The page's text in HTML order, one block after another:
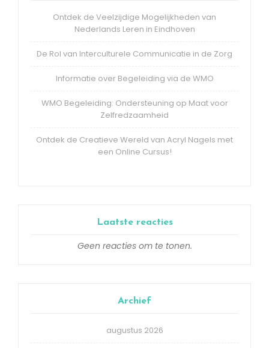
Ontdek de Veelzijdige Mogelijkheden van
Nederlands Leren in Eindhoven
De Rol van Interculturele Communicatie in de Zorg
Informatie over Begeleiding via de WMO
WMO Begeleiding: Ondersteuning op Maat voor
Zelfredzaamheid
Ontdek de Creatieve Wereld van Acryl Nagels met
een Online Cursus!
Laatste reacties
Geen reacties om te tonen.
Archief
augustus 2026